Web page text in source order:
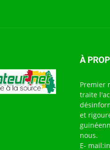
À
Premier
traite
et
nous.
E-